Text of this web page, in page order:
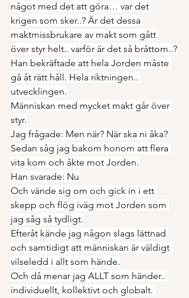
något med det att göra… var det
krigen som sker..? Är det dessa
maktmissbrukare av makt som gått
över styr helt.. varför är det så bråttom..?
Han bekräftade att hela Jorden måste
gå åt rätt håll. Hela riktningen..
utvecklingen.
Människan med mycket makt går över
styr.
Jag frågade: Men när? När ska ni åka?
Sedan såg jag bakom honom att flera
vita kom och åkte mot Jorden.
Han svarade: Nu
Och vände sig om och gick in i ett
skepp och flög iväg mot Jorden som
jag såg så tydligt.
Efteråt kände jag någon slags lättnad
och samtidigt att människan är väldigt
vilseledd i allt som hände.
Och då menar jag ALLT som händer..
individuellt, kollektivt och globalt.